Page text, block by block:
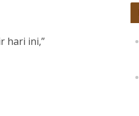
hari ini,”